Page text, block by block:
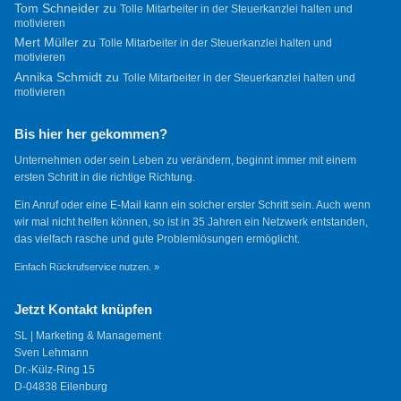
Tom Schneiderzu Tolle Mitarbeiter in der Steuerkanzlei halten und
motivieren
Mert Müllerzu Tolle Mitarbeiter in der Steuerkanzlei halten und
motivieren
Annika Schmidtzu Tolle Mitarbeiter in der Steuerkanzlei halten und
motivieren
Bis hier her gekommen?
Unternehmen oder sein Leben zu verändern, beginnt immer mit einem
ersten Schritt in die richtige Richtung.
Ein Anruf oder eine E-Mail kann ein solcher erster Schritt sein. Auch wenn
wir mal nicht helfen können, so ist in 35 Jahren ein Netzwerk entstanden,
das vielfach rasche und gute Problemlösungen ermöglicht.
Einfach Rückrufservice nutzen. »
Jetzt Kontakt knüpfen
SL | Marketing & Management
Sven Lehmann
Dr.-Külz-Ring 15
D-04838 Eilenburg